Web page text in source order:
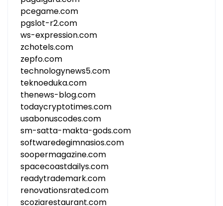
pcegame.com
pgslot-r2.com
ws-expression.com
zchotels.com
zepfo.com
technologynews5.com
teknoeduka.com
thenews-blog.com
todaycryptotimes.com
usabonuscodes.com
sm-satta-makta-gods.com
softwaredegimnasios.com
soopermagazine.com
spacecoastdailys.com
readytrademark.com
renovationsrated.com
scoziarestaurant.com